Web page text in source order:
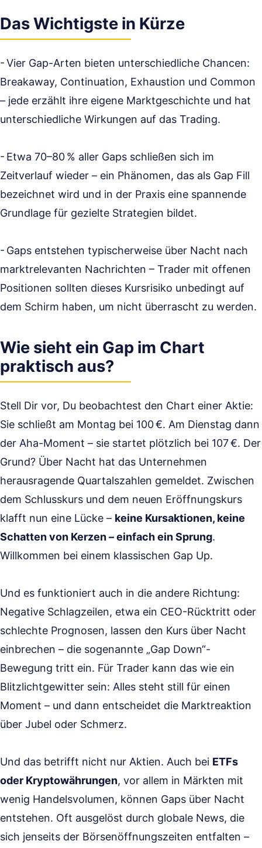
Das Wichtigste in Kürze
- Vier Gap-Arten bieten unterschiedliche Chancen:
Breakaway, Continuation, Exhaustion und Common
– jede erzählt ihre eigene Marktgeschichte und hat
unterschiedliche Wirkungen auf das Trading.
- Etwa 70–80 % aller Gaps schließen sich im
Zeitverlauf wieder – ein Phänomen, das als Gap Fill
bezeichnet wird und in der Praxis eine spannende
Grundlage für gezielte Strategien bildet.
- Gaps entstehen typischerweise über Nacht nach
marktrelevanten Nachrichten – Trader mit offenen
Positionen sollten dieses Kursrisiko unbedingt auf
dem Schirm haben, um nicht überrascht zu werden.
Wie sieht ein Gap im Chart
praktisch aus?
Stell Dir vor, Du beobachtest den Chart einer Aktie:
Sie schließt am Montag bei 100 €. Am Dienstag dann
der Aha-Moment – sie startet plötzlich bei 107 €. Der
Grund? Über Nacht hat das Unternehmen
herausragende Quartalszahlen gemeldet. Zwischen
dem Schlusskurs und dem neuen Eröffnungskurs
klafft nun eine Lücke – keine Kursaktionen, keine
Schatten von Kerzen – einfach ein Sprung.
Willkommen bei einem klassischen Gap Up.
Und es funktioniert auch in die andere Richtung:
Negative Schlagzeilen, etwa ein CEO-Rücktritt oder
schlechte Prognosen, lassen den Kurs über Nacht
einbrechen – die sogenannte „Gap Down“-
Bewegung tritt ein. Für Trader kann das wie ein
Blitzlichtgewitter sein: Alles steht still für einen
Moment – und dann entscheidet die Marktreaktion
über Jubel oder Schmerz.
Und das betrifft nicht nur Aktien. Auch bei ETFs
oder Kryptowährungen, vor allem in Märkten mit
wenig Handelsvolumen, können Gaps über Nacht
entstehen. Oft ausgelöst durch globale News, die
sich jenseits der Börsenöffnungszeiten entfalten –